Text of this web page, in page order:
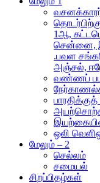
1ஆ,
சென்னை,
.பவள
அஞ்சல்,
வண்ணப்
ஒலி வெளி
மேலும் – 2
செல்லம்
சமையல்
சிறப்பிதழ்கள்